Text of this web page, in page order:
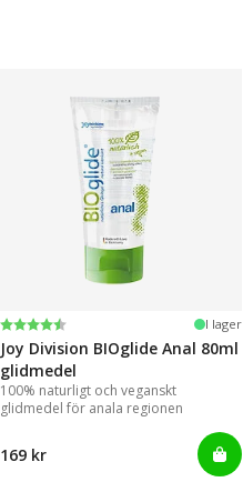
Betyg:
4.6 utav 5 stjärnor I lager
Joy Division BIOglide Anal 80ml
glidmedel
100% naturligt och veganskt
glidmedel för anala regionen
169 kr